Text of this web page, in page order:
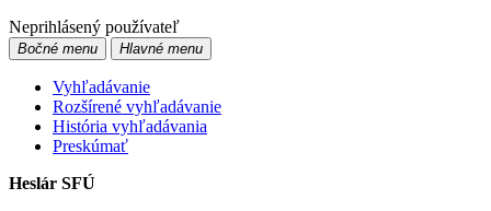
Neprihlásený používateľ
Bočné menu Hlavné menu
Vyhľadávanie
Rozšírené vyhľadávanie
História vyhľadávania
Preskúmať
Heslár SFÚ